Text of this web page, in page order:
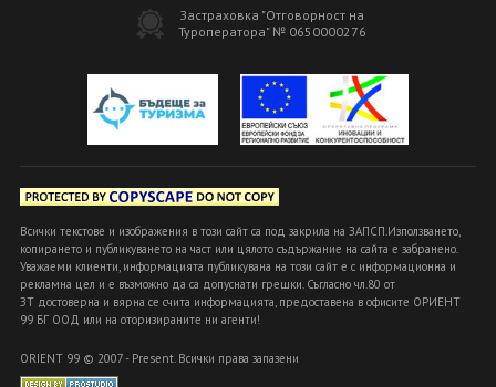
Застраховка "Отговорност на
Туроператора" № 0650000276
Всички текстове и изображения в този сайт са под закрила на ЗАПСП.Използването,
копирането и публикуването на част или цялото съдържание на сайта е забранено.
Уважаеми клиенти, информацията публикувана на този сайт е с информационна и
рекламна цел и е възможно да са допуснати грешки. Съгласно чл.80 от
ЗТ достоверна и вярна се счита информацията, предоставена в офисите ОРИЕНТ
99 БГ ООД или на оторизираните ни агенти!
ORIENT 99 © 2007 - Present. Всички права запазени